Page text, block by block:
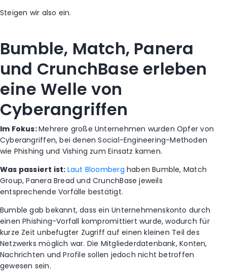
Steigen wir also ein.
Bumble, Match, Panera
und CrunchBase erleben
eine Welle von
Cyberangriffen
Im Fokus:Mehrere große Unternehmen wurden Opfer von
Cyberangriffen, bei denen Social-Engineering-Methoden
wie Phishing und Vishing zum Einsatz kamen.
Was passiert ist: Laut Bloomberg haben Bumble, Match
Group, Panera Bread und CrunchBase jeweils
entsprechende Vorfälle bestätigt.
Bumble gab bekannt, dass ein Unternehmenskonto durch
einen Phishing-Vorfall kompromittiert wurde, wodurch für
kurze Zeit unbefugter Zugriff auf einen kleinen Teil des
Netzwerks möglich war. Die Mitgliederdatenbank, Konten,
Nachrichten und Profile sollen jedoch nicht betroffen
gewesen sein.